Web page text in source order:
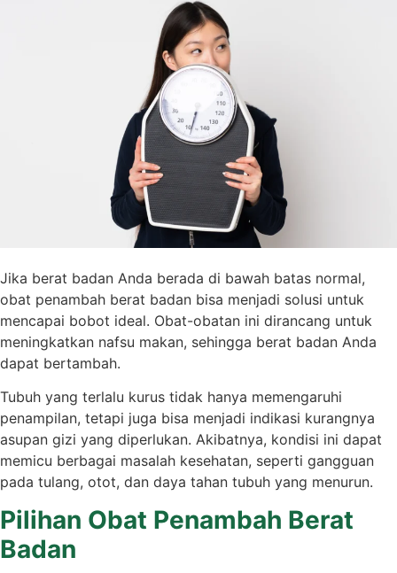
Jika berat badan Anda berada di bawah batas normal,
obat penambah berat badan bisa menjadi solusi untuk
mencapai bobot ideal. Obat-obatan ini dirancang untuk
meningkatkan nafsu makan, sehingga berat badan Anda
dapat bertambah.
Tubuh yang terlalu kurus tidak hanya memengaruhi
penampilan, tetapi juga bisa menjadi indikasi kurangnya
asupan gizi yang diperlukan. Akibatnya, kondisi ini dapat
memicu berbagai masalah kesehatan, seperti gangguan
pada tulang, otot, dan daya tahan tubuh yang menurun.
Pilihan Obat Penambah Berat
Badan